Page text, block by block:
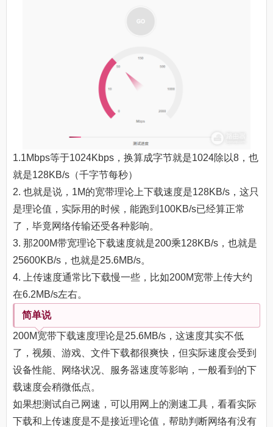
1.1Mbps等于1024Kbps，换算成字节就是1024除以8，也
就是128KB/s（千字节每秒）
2. 也就是说，1M的宽带理论上下载速度是128KB/s，这只
是理论值，实际用的时候，能跑到100KB/s已经算正常
了，毕竟网络传输还受各种影响。
3. 那200M带宽理论下载速度就是200乘128KB/s，也就是
25600KB/s，也就是25.6MB/s。
4. 上传速度通常比下载慢一些，比如200M宽带上传大约
在6.2MB/s左右。
简单说
200M宽带下载速度理论是25.6MB/s，这速度其实不低
了，视频、游戏、文件下载都很爽快，但实际速度会受到
设备性能、网络状况、服务器速度等影响，一般看到的下
载速度会稍微低点。
如果想测试自己网速，可以用网上的测速工具，看看实际
下载和上传速度是不是接近理论值，帮助判断网络有没有